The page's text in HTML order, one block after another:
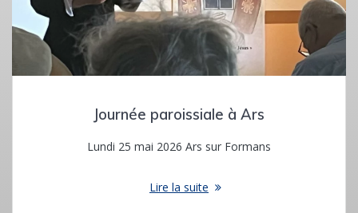
Journée paroissiale à Ars
Lundi 25 mai 2026 Ars sur Formans
Lire la suite